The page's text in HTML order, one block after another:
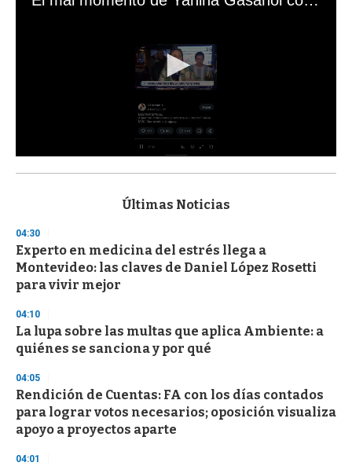
s
d
s
o
f
3
s
e
c
o
d
s
Últimas Noticias
04:30
Experto en medicina del estrés llega a
Montevideo: las claves de Daniel López Rosetti
para vivir mejor
04:10
La lupa sobre las multas que aplica Ambiente: a
quiénes se sanciona y por qué
04:05
Rendición de Cuentas: FA con los días contados
para lograr votos necesarios; oposición visualiza
apoyo a proyectos aparte
04:01